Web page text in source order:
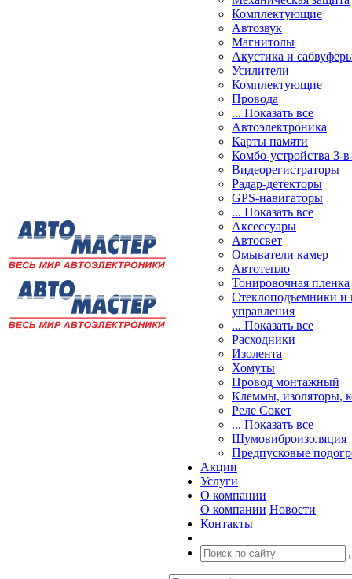
Комплектующие
Автозвук
Магнитолы
Акустика и
Усилители
Комплектующие
Провода
... Показать все
Автоэлектроника
Карты памяти
Комбо-устройства 3-
Видеорегистраторы
Радар-детекторы
GPS-навигаторы
... Показать все
Аксессуары
Автосвет
Омыватели камер
Автотепло
Тонировочная пленка
Стеклоподъемники и
управления
... Показать все
Расходники
Изолента
Хомуты
Провод монтажный
Клеммы, изоляторы,
Реле Сокет
... Показать все
Шумовиброизоляция
Предпусковые
Акции
Услуги
О компании
О компании Новости
Контакты